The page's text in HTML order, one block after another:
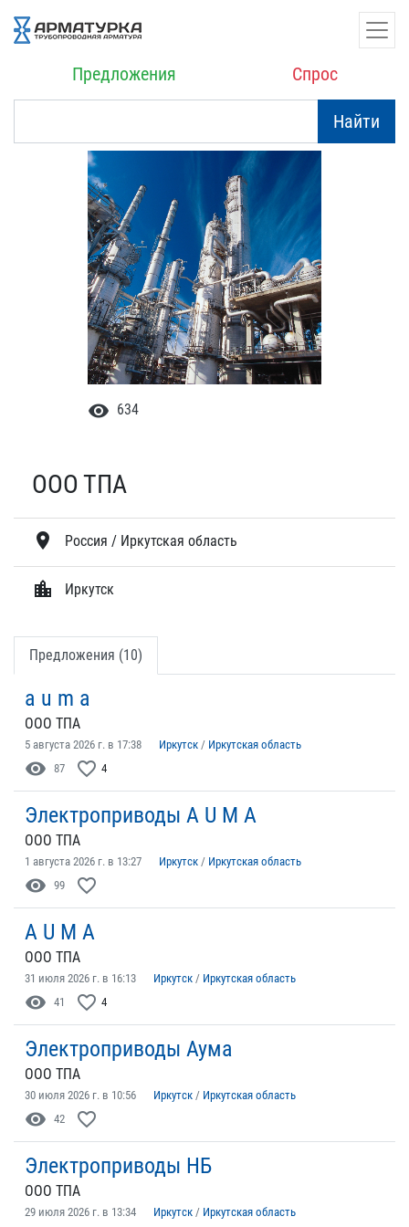
Предложения Спрос
Найти
visibility 634
ООО ТПА
location_on Россия / Иркутская область
location_city Иркутск
Предложения (10)
a u m a
ООО ТПА
5 августа 2026 г. в 17:38 Иркутск / Иркутская область
visibility 87 favorite_border 4
Электроприводы A U M A
ООО ТПА
1 августа 2026 г. в 13:27 Иркутск / Иркутская область
visibility 99 favorite_border
A U M A
ООО ТПА
31 июля 2026 г. в 16:13 Иркутск / Иркутская область
visibility 41 favorite_border 4
Электроприводы Аума
ООО ТПА
30 июля 2026 г. в 10:56 Иркутск / Иркутская область
visibility 42 favorite_border
Электроприводы НБ
ООО ТПА
29 июля 2026 г. в 13:34 Иркутск / Иркутская область